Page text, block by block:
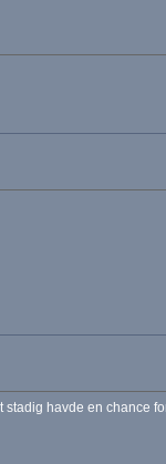
havde en chance